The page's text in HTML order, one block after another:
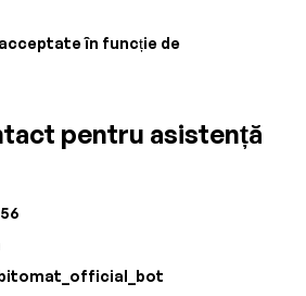
în funcție de
pentru asistență